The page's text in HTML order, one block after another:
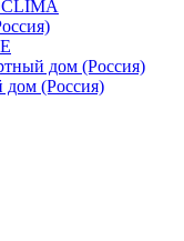
дом (Россия)
дом (Россия)